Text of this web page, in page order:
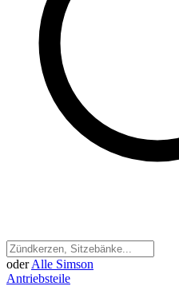
oder Alle Simson
Antriebsteile